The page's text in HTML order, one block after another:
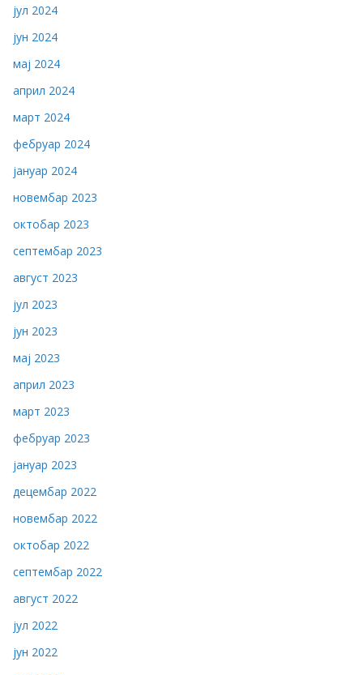
јул 2024
јун 2024
мај 2024
април 2024
март 2024
фебруар 2024
јануар 2024
новембар 2023
октобар 2023
септембар 2023
август 2023
јул 2023
јун 2023
мај 2023
април 2023
март 2023
фебруар 2023
јануар 2023
децембар 2022
новембар 2022
октобар 2022
септембар 2022
август 2022
јул 2022
јун 2022